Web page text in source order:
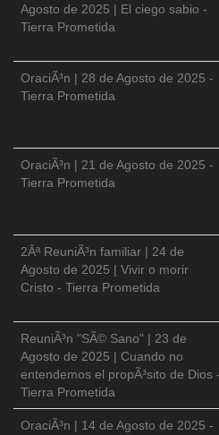
Agosto de 2025 | El ciego sabio -
Tierra Prometida
OraciÃ³n | 28 de Agosto de 2025 -
Tierra Prometida
OraciÃ³n | 21 de Agosto de 2025 -
Tierra Prometida
2Âª ReuniÃ³n familiar | 24 de
Agosto de 2025 | Vivir o morir
Cristo - Tierra Prometida
ReuniÃ³n "SÃ© Sano" | 23 de
Agosto de 2025 | Cuando no
entendemos el propÃ³sito de Dios -
Tierra Prometida
OraciÃ³n | 14 de Agosto de 2025 -